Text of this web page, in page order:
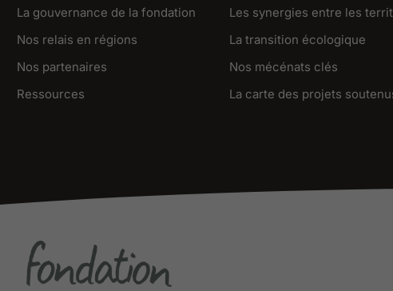
La gouvernance de la fondation
Nos relais en régions
Nos partenaires
Ressources
Les synergies entre les
La transition écologique
Nos mécénats clés
La carte des projets